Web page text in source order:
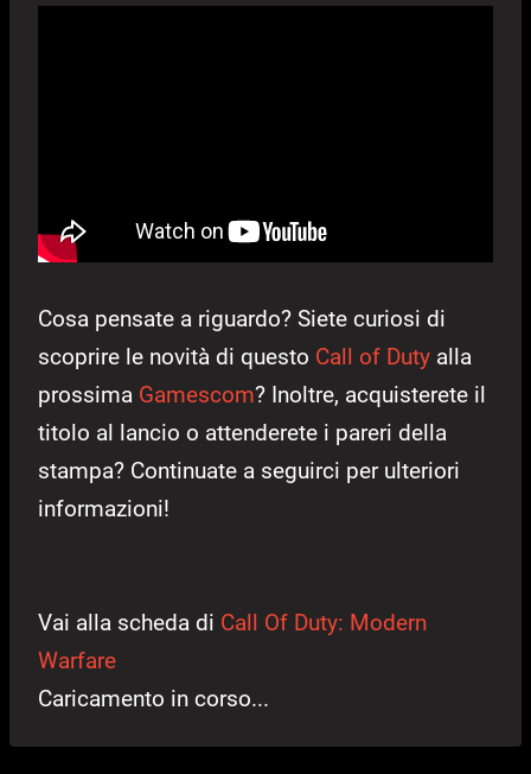
Cosa pensate a riguardo? Siete curiosi di
scoprire le novità di questo Call of Duty alla
prossima Gamescom? Inoltre, acquisterete il
titolo al lancio o attenderete i pareri della
stampa? Continuate a seguirci per ulteriori
informazioni!
Vai alla scheda di Call Of Duty: Modern
Warfare
Caricamento in corso...